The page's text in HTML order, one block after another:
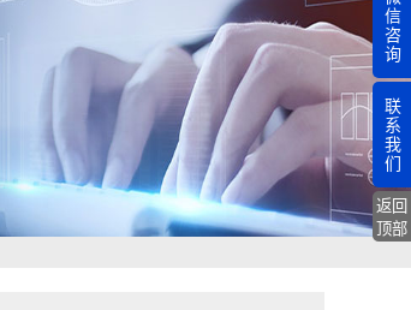
信
咨
询
联
系
我
们
返回
顶部